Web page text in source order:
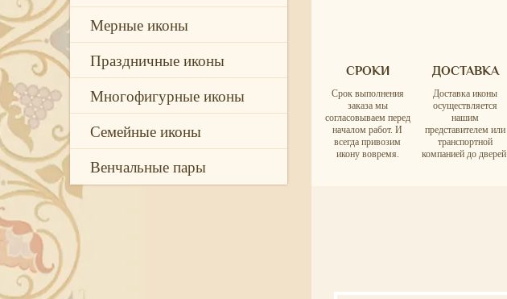
Мерные иконы
Праздничные иконы
Многофигурные иконы
Семейные иконы
Венчальные пары
СРОКИ
Срок выполнения
заказа мы
согласовываем перед
началом работ. И
всегда привозим
икону вовремя.
ДОСТАВКА
Доставка иконы
осуществляется
нашим
представителем или
транспортной
компанией до дверей.